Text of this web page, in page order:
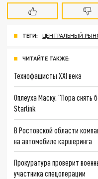
ТЕГИ: ЦЕНТРАЛЬНЫЙ
ЧИТАЙТЕ ТАКЖЕ:
Технофашисты XXI века
Оплеуха Маску. "Пора снять
Starlink
В Ростовской области
на автомобиле каршеринга
Прокуратура проверит
участника спецоперации